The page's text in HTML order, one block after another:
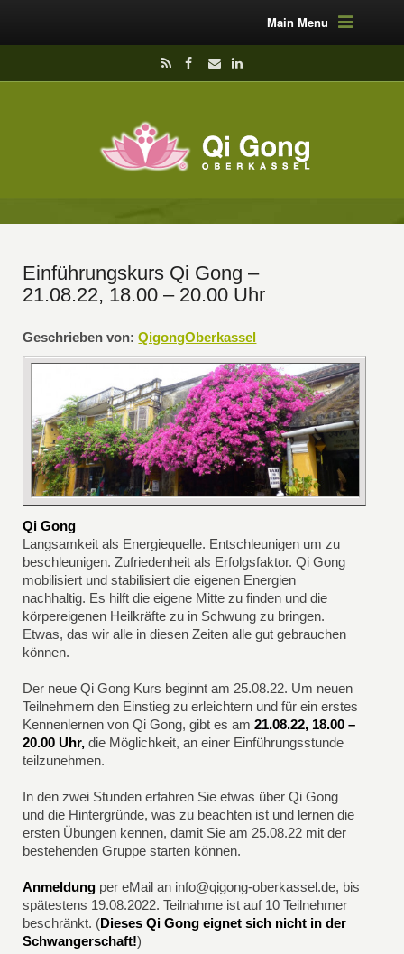
Main Menu
Einführungskurs Qi Gong –
21.08.22, 18.00 – 20.00 Uhr
Geschrieben von: QigongOberkassel
Qi Gong
Langsamkeit als Energiequelle. Entschleunigen um zu
beschleunigen. Zufriedenheit als Erfolgsfaktor. Qi Gong
mobilisiert und stabilisiert die eigenen Energien
nachhaltig. Es hilft die eigene Mitte zu finden und die
körpereigenen Heilkräfte zu in Schwung zu bringen.
Etwas, das wir alle in diesen Zeiten alle gut gebrauchen
können.
Der neue Qi Gong Kurs beginnt am 25.08.22. Um neuen
Teilnehmern den Einstieg zu erleichtern und für ein erstes
Kennenlernen von Qi Gong, gibt es am21.08.22, 18.00 –
20.00 Uhr, die Möglichkeit, an einer Einführungsstunde
teilzunehmen.
In den zwei Stunden erfahren Sie etwas über Qi Gong
und die Hintergründe, was zu beachten ist und lernen die
ersten Übungen kennen, damit Sie am 25.08.22 mit der
bestehenden Gruppe starten können.
Anmeldung per eMail an info@qigong-oberkassel.de, bis
spätestens 19.08.2022. Teilnahme ist auf 10 Teilnehmer
beschränkt. (Dieses Qi Gong eignet sich nicht in der
Schwangerschaft!)